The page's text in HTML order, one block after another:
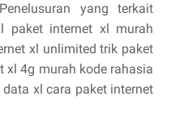
yang terkait
paket internet xl murah
xl unlimited trik paket
xl 4g murah kode rahasia
xl cara paket internet